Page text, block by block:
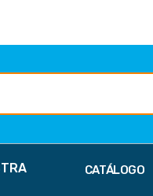
CATÁLOGO